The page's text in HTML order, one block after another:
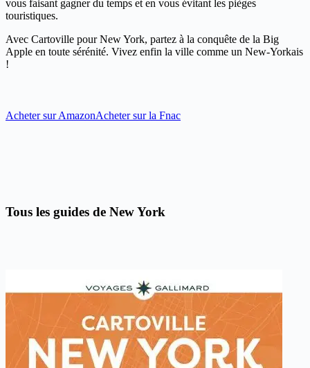
vous faisant gagner du temps et en vous évitant les pièges
touristiques.
Avec Cartoville pour New York, partez à la conquête de la Big
Apple en toute sérénité. Vivez enfin la ville comme un New-Yorkais
!
Acheter sur AmazonAcheter sur la Fnac
Tous les guides de New York